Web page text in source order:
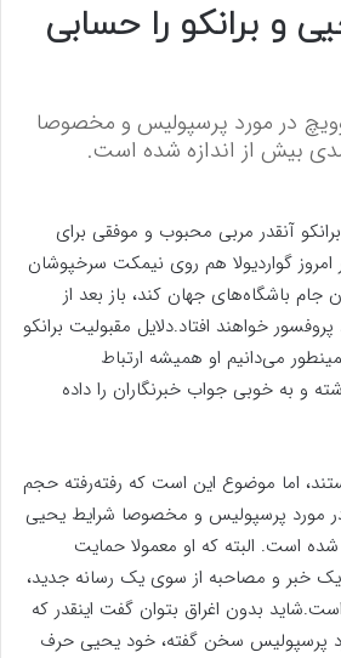
و برانکو را حسابی
در مورد پرسپولیس و مخصوصا
بیش از اندازه شده است.
آنقدر مربی محبوب و موفقی برای
امروز گواردیولا هم روی نیمکت سرخپوشان
جام باشگاه‌های جهان کند، باز بعد از
خواهند افتاد.دلایل مقبولیت برانکو
می‌دانیم او همیشه ارتباط
و به خوبی جواب خبرنگاران را داده
اما موضوع این است که رفته‌رفته حجم
در مورد پرسپولیس و مخصوصا شرایط یحیی
است. البته که او معمولا حمایت
یک خبر و مصاحبه از سوی یک رسانه جدید،
بدون اغراق بتوان گفت اینقدر که
پرسپولیس سخن گفته، خود یحیی حرف